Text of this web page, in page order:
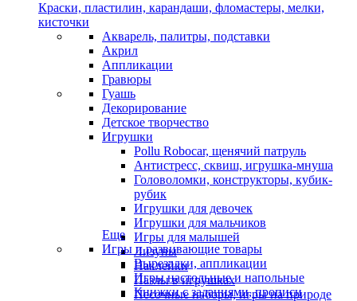
Краски, пластилин, карандаши, фломастеры, мелки,
кисточки
Акварель, палитры, подставки
Акрил
Аппликации
Гравюры
Гуашь
Декорирование
Детское творчество
Игрушки
Pollu Robocar, щенячий патруль
Антистресс, сквиш, игрушка-мнуша
Головоломки, конструкторы, кубик-
рубик
Игрушки для девочек
Игрушки для мальчиков
Игры для малышей
Лизуны
Наклейки
Пазлы в игрушках
Песочные наборы, игры на природе
Еще
Игры и развивающие товары
Вырезалки, аппликации
Игры настольные и напольные
Книжки с заданиями, прописи